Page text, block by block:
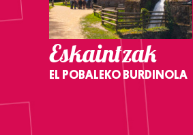
Eskaintzak
EL POBALEKO BURDINOLA